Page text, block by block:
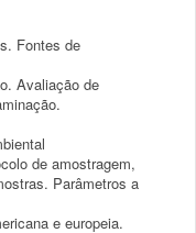
Fontes de
Avaliação de
de amostragem,
Parâmetros a
e europeia.